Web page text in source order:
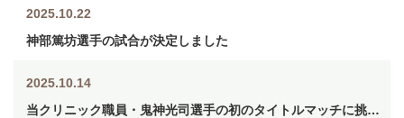
2025.10.22
神部篤坊選手の試合が決定しました
2025.10.14
当クリニック職員・鬼神光司選手の初のタイトルマッチに挑みます11/16